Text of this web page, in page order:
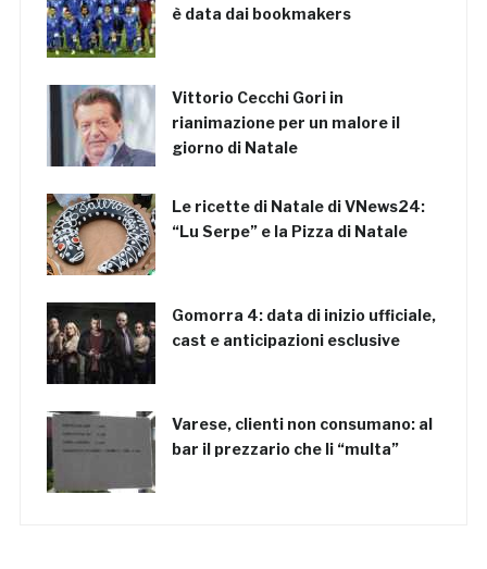
è data dai bookmakers
Vittorio Cecchi Gori in
rianimazione per un malore il
giorno di Natale
Le ricette di Natale di VNews24:
“Lu Serpe” e la Pizza di Natale
Gomorra 4: data di inizio ufficiale,
cast e anticipazioni esclusive
Varese, clienti non consumano: al
bar il prezzario che li “multa”